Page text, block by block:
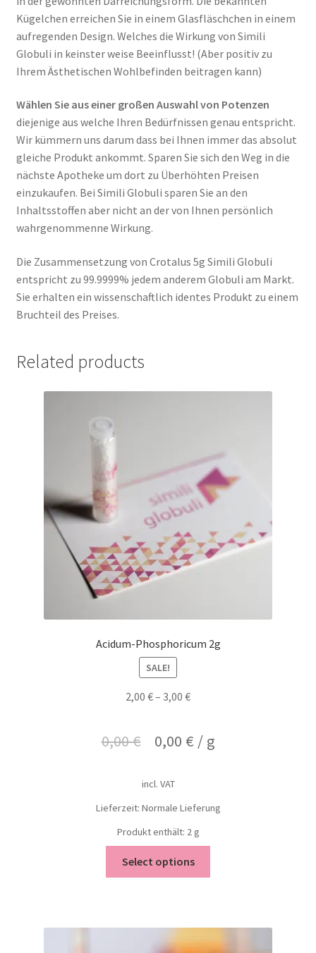
Kügelchen erreichen Sie in einem Glasfläschchen in einem
aufregenden Design. Welches die Wirkung von Simili
Globuli in keinster weise Beeinflusst! (Aber positiv zu
Ihrem Ästhetischen Wohlbefinden beitragen kann)
Wählen Sie aus einer großen Auswahl von Potenzen
diejenige aus welche Ihren Bedürfnissen genau entspricht.
Wir kümmern uns darum dass bei Ihnen immer das absolut
gleiche Produkt ankommt. Sparen Sie sich den Weg in die
nächste Apotheke um dort zu Überhöhten Preisen
einzukaufen. Bei Simili Globuli sparen Sie an den
Inhaltsstoffen aber nicht an der von Ihnen persönlich
wahrgenommenne Wirkung.
Die Zusammensetzung von Crotalus 5g Simili Globuli
entspricht zu 99.9999% jedem anderem Globuli am Markt.
Sie erhalten ein wissenschaftlich identes Produkt zu einem
Bruchteil des Preises.
Related products
Acidum-Phosphoricum 2g
SALE!
2,00 €– 3,00 €
0,00€ 0,00 € / g
incl. VAT
Lieferzeit: Normale Lieferung
Produkt enthält: 2g
Select options